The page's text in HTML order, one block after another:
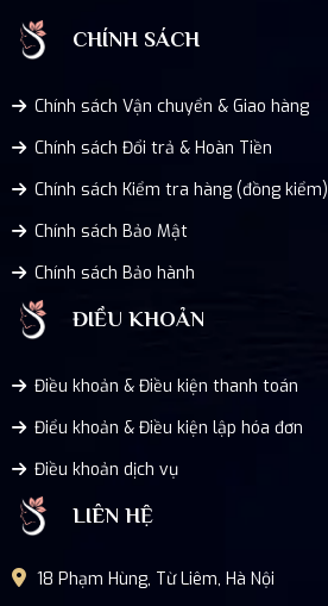
CHÍNH SÁCH
Chính sách Vận chuyển & Giao hàng
Chính sách Đổi trả & Hoàn Tiền
Chính sách Kiểm tra hàng (đồng kiểm)
Chính sách Bảo Mật
Chính sách Bảo hành
ĐIỀU KHOẢN
Điều khoản & Điều kiện thanh toán
Điểu khoản & Điều kiện lập hóa đơn
Điều khoản dịch vụ
LIÊN HỆ
18 Phạm Hùng, Từ Liêm, Hà Nội